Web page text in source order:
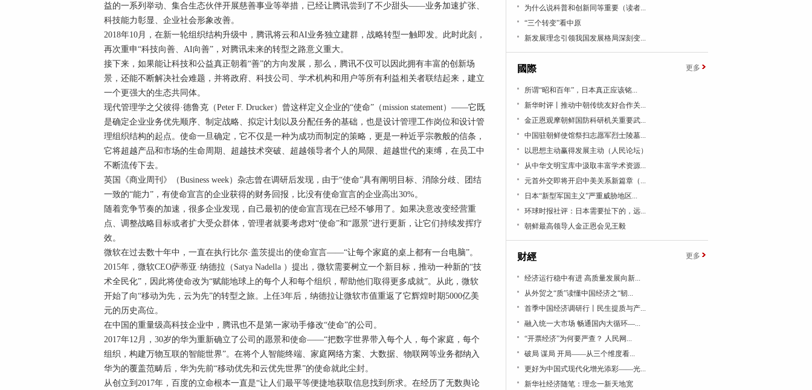
益的一系列举动、集合生态伙伴开展慈善事业等举措，已经让腾讯尝到了不少甜头——业务加速扩张、
科技能力彰显、企业社会形象改善。
2018年10月，在新一轮组织结构升级中，腾讯将云和AI业务独立建群，战略转型一触即发。此时此刻，
再次重申“科技向善、AI向善”，对腾讯未来的转型之路意义重大。
接下来，如果能让科技和公益真正朝着“善”的方向发展，那么，腾讯不仅可以因此拥有丰富的创新场
景，还能不断解决社会难题，并将政府、科技公司、学术机构和用户等所有利益相关者联结起来，建立
一个更强大的生态共同体。
现代管理学之父彼得·德鲁克（Peter F. Drucker）曾这样定义企业的“使命”（mission statement）——它既
是确定企业业务优先顺序、制定战略、拟定计划以及分配任务的基础，也是设计管理工作岗位和设计管
理组织结构的起点。使命一旦确定，它不仅是一种为成功而制定的策略，更是一种近乎宗教般的信条，
它将超越产品和市场的生命周期、超越技术突破、超越领导者个人的局限、超越世代的束缚，在员工中
不断流传下去。
英国《商业周刊》（Business week）杂志曾在调研后发现，由于“使命”具有阐明目标、消除分歧、团结
一致的“能力”，有使命宣言的企业获得的财务回报，比没有使命宣言的企业高出30%。
随着竞争节奏的加速，很多企业发现，自己最初的使命宣言现在已经不够用了。如果决意改变经营重
点、调整战略目标或者扩大受众群体，管理者就要考虑对“使命”和“愿景”进行更新，让它们持续发挥疗
效。
微软在过去数十年中，一直在执行比尔·盖茨提出的使命宣言——“让每个家庭的桌上都有一台电脑”。
2015年，微软CEO萨蒂亚·纳德拉（Satya Nadella ）提出，微软需要树立一个新目标，推动一种新的“技
术全民化”，因此将使命改为“赋能地球上的每个人和每个组织，帮助他们取得更多成就”。从此，微软
开始了向“移动为先，云为先”的转型之旅。上任3年后，纳德拉让微软市值重返了它辉煌时期5000亿美
元的历史高位。
在中国的重量级高科技企业中，腾讯也不是第一家动手修改“使命”的公司。
2017年12月，30岁的华为重新确立了公司的愿景和使命——“把数字世界带入每个人，每个家庭，每个
组织，构建万物互联的智能世界”。在将个人智能终端、家庭网络方案、大数据、物联网等业务都纳入
华为的覆盖范畴后，华为先前“移动优先和云优先世界”的使命就此尘封。
从创立到2017年，百度的立命根本一直是“让人们最平等便捷地获取信息找到所求。在经历了无数舆论
为什么说科普和创新同等重要（读者...
“三个转变”看中原
新发展理念引领我国发展格局深刻变...
國際 更多
所谓“昭和百年”，日本真正应该铭...
新华时评丨推动中朝传统友好合作关...
金正恩观摩朝鲜国防科研机关重要武...
中国驻朝鲜使馆祭扫志愿军烈士陵墓...
以思想主动赢得发展主动（人民论坛）
从中华文明宝库中汲取丰富学术资源...
元首外交即将开启中美关系新篇章（...
日本“新型军国主义”严重威胁地区...
环球时报社评：日本需要扯下的，远...
朝鲜最高领导人金正恩会见王毅
财經 更多
经济运行稳中有进 高质量发展向新...
从外贸之“质”读懂中国经济之“韧...
首季中国经济调研行丨民生提质与产...
融入统一大市场 畅通国内大循环—...
“开票经济”为何要严查？ 人民网...
破局 谋局 开局——从三个维度看...
更好为中国式现代化增光添彩——光...
新华社经济随笔：理念一新天地宽